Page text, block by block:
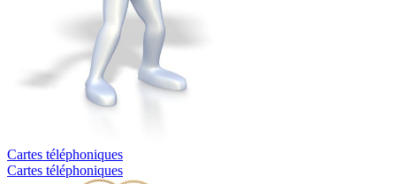
Cartes téléphoniques
Cartes téléphoniques